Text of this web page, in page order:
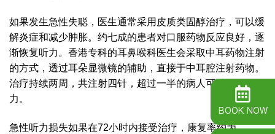
如果发生急性失聪，医生通常采用皮质类固醇治疗，可以缓
解炎症和减少肿胀。约七成的患者对口服药物反应良好，逐
渐恢复听力。香港专科的耳鼻喉科医生会采取中耳药物注射
的方式，透过耳朵显微镜的辅助，直接于中耳腔注射药物。
治疗持续两周，共注射四针，超过一半的病人可以恢复听
力。
急性听力损失如果在72小时内接受治疗，康复率约为
BOOK NOW